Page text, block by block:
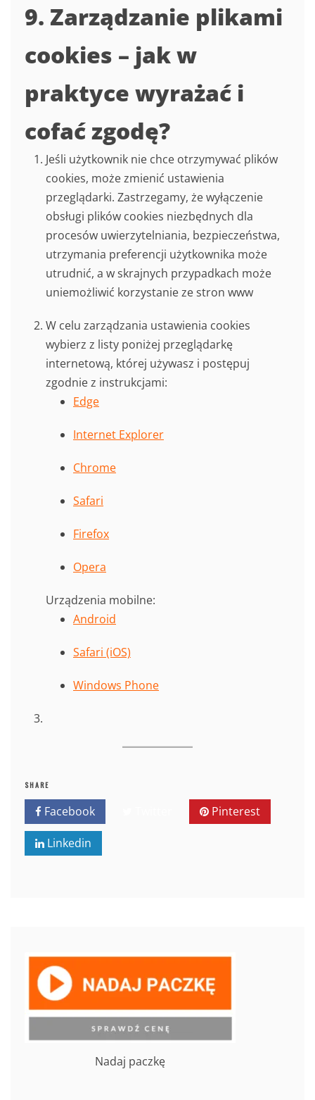
9. Zarządzanie plikami
cookies – jak w
praktyce wyrażać i
cofać zgodę?
Jeśli użytkownik nie chce otrzymywać plików
cookies, może zmienić ustawienia
przeglądarki. Zastrzegamy, że wyłączenie
obsługi plików cookies niezbędnych dla
procesów uwierzytelniania, bezpieczeństwa,
utrzymania preferencji użytkownika może
utrudnić, a w skrajnych przypadkach może
uniemożliwić korzystanie ze stron www
W celu zarządzania ustawienia cookies
wybierz z listy poniżej przeglądarkę
internetową, której używasz i postępuj
zgodnie z instrukcjami:
Edge
Internet Explorer
Chrome
Safari
Firefox
Opera
Urządzenia mobilne:
Android
Safari (iOS)
Windows Phone
SHARE
Facebook Pinterest
Linkedin
Nadaj paczkę